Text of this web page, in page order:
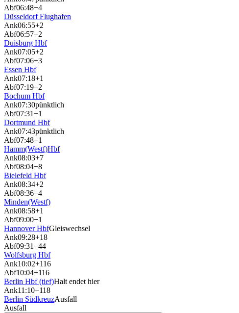
Abf06:48+4
Düsseldorf Flughafen
Ank06:55+2
Abf06:57+2
Duisburg Hbf
Ank07:05+2
Abf07:06+3
Essen Hbf
Ank07:18+1
Abf07:19+2
Bochum Hbf
Ank07:30pünktlich
Abf07:31+1
Dortmund Hbf
Ank07:43pünktlich
Abf07:48+1
Hamm(Westf)Hbf
Ank08:03+7
Abf08:04+8
Bielefeld Hbf
Ank08:34+2
Abf08:36+4
Minden(Westf)
Ank08:58+1
Abf09:00+1
Hannover HbfGleiswechsel
Ank09:28+18
Abf09:31+44
Wolfsburg Hbf
Ank10:02+116
Abf10:04+116
Berlin Hbf (tief)Halt endet hier
Ank11:10+118
Berlin SüdkreuzAusfall
Ausfall